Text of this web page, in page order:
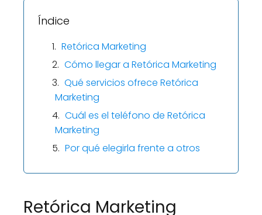
Índice
Retórica Marketing
Cómo llegar a Retórica Marketing
Qué servicios ofrece Retórica
Marketing
Cuál es el teléfono de Retórica
Marketing
Por qué elegirla frente a otros
Retórica Marketing